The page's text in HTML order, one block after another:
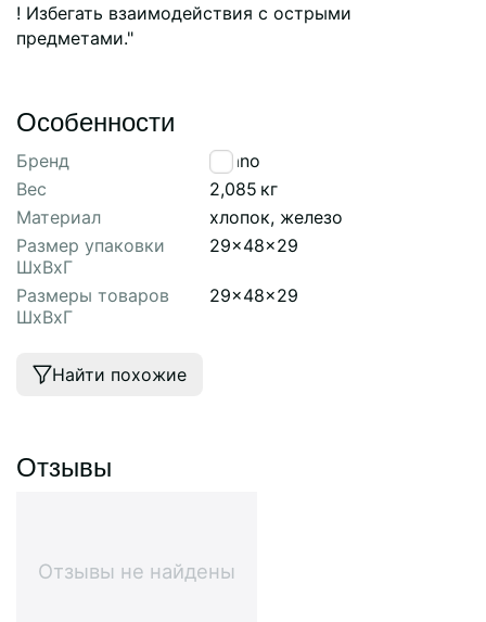
! Избегать взаимодействия с острыми
предметами."
Особенности
Бренд
Tkano
Вес
2,085 кг
Материал
хлопок, железо
Размер упаковки
ШхВхГ
29x48x29
Размеры товаров
ШхВхГ
29x48x29
Найти похожие
Отзывы
Отзывы не найдены